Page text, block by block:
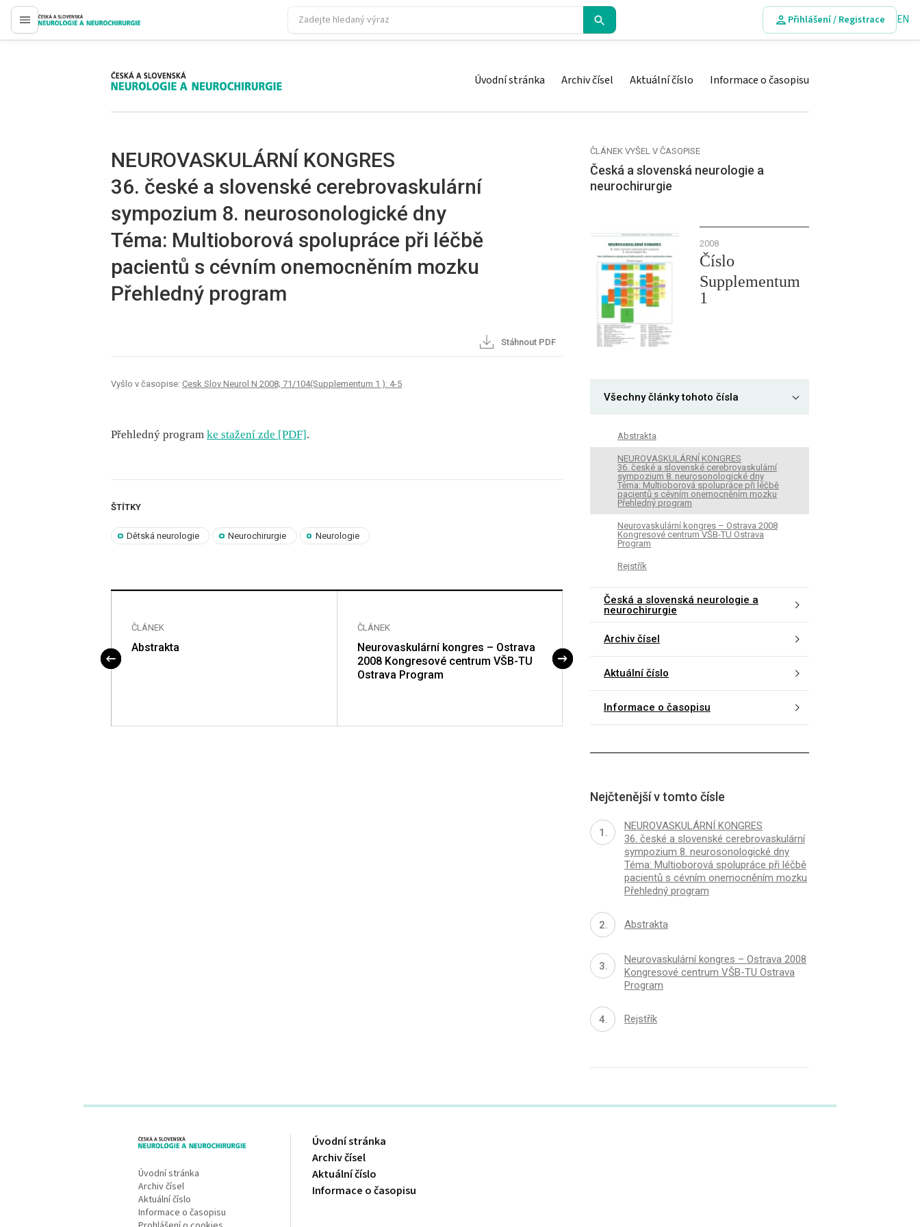
proLékaře.cz
Přihlášení / Registrace EN
proLékaře.cz Úvodní stránka Archiv čísel Aktuální číslo Informace o časopisu
NEUROVASKULÁRNÍ KONGRES
36. české a slovenské cerebrovaskulární
sympozium 8. neurosonologické dny
Téma: Multioborová spolupráce při léčbě
pacientů s cévním onemocněním mozku
Přehledný program
Stáhnout PDF
Vyšlo v časopise: Cesk Slov Neurol N 2008; 71/104(Supplementum 1 ): 4-5
Přehledný program ke stažení zde [PDF].
ŠTÍTKY
Dětská neurologie Neurochirurgie Neurologie
ČLÁNEK
Abstrakta
ČLÁNEK
Neurovaskulární kongres – Ostrava
2008 Kongresové centrum VŠB-TU
Ostrava Program
Rejstřík
ČLÁNEK VYŠEL V ČASOPISE
Česká a slovenská neurologie a
neurochirurgie
2008
Číslo
Supplementum
1
Všechny články tohoto čísla
Abstrakta
NEUROVASKULÁRNÍ KONGRES
36. české a slovenské cerebrovaskulární
sympozium 8. neurosonologické dny
Téma: Multioborová spolupráce při léčbě
pacientů s cévním onemocněním mozku
Přehledný program
Neurovaskulární kongres – Ostrava 2008
Kongresové centrum VŠB-TU Ostrava
Program
Rejstřík
Česká a slovenská neurologie a
neurochirurgie
Archiv čísel
Aktuální číslo
Informace o časopisu
Nejčtenější v tomto čísle
NEUROVASKULÁRNÍ KONGRES
36. české a slovenské cerebrovaskulární
sympozium 8. neurosonologické dny
Téma: Multioborová spolupráce při léčbě
pacientů s cévním onemocněním mozku
Přehledný program
Abstrakta
Neurovaskulární kongres – Ostrava 2008
Kongresové centrum VŠB-TU Ostrava
Program
Rejstřík
Úvodní stránka
Archiv čísel
Aktuální číslo
Informace o časopisu
Úvodní stránka
Archiv čísel
Aktuální číslo
Informace o časopisu